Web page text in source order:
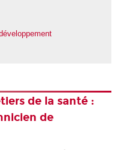
de la santé :
de